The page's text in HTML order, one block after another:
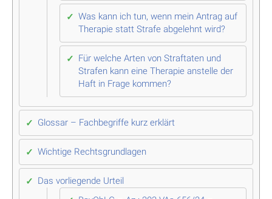
Was kann ich tun, wenn mein Antrag auf
Therapie statt Strafe abgelehnt wird?
Für welche Arten von Straftaten und
Strafen kann eine Therapie anstelle der
Haft in Frage kommen?
Glossar – Fachbegriffe kurz erklärt
Wichtige Rechtsgrundlagen
Das vorliegende Urteil